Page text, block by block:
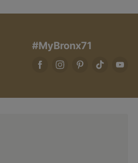
#MyBronx71